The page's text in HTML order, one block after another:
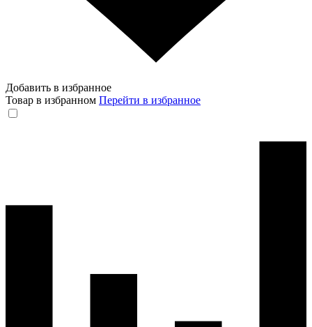
Добавить в избранное
Товар в избранном Перейти в избранное